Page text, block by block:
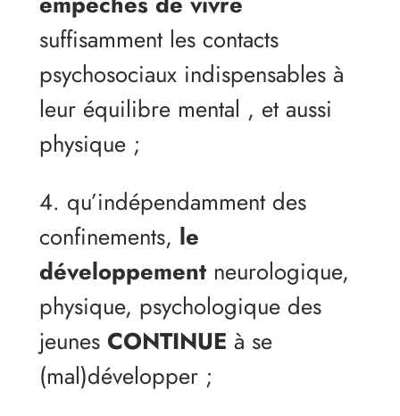
suffisamment les contacts
psychosociaux indispensables à
leur équilibre mental , et aussi
physique ;
4. qu’indépendamment des
confinements, le
développementneurologique,
physique, psychologique des
jeunesCONTINUE à se
(mal)développer ;